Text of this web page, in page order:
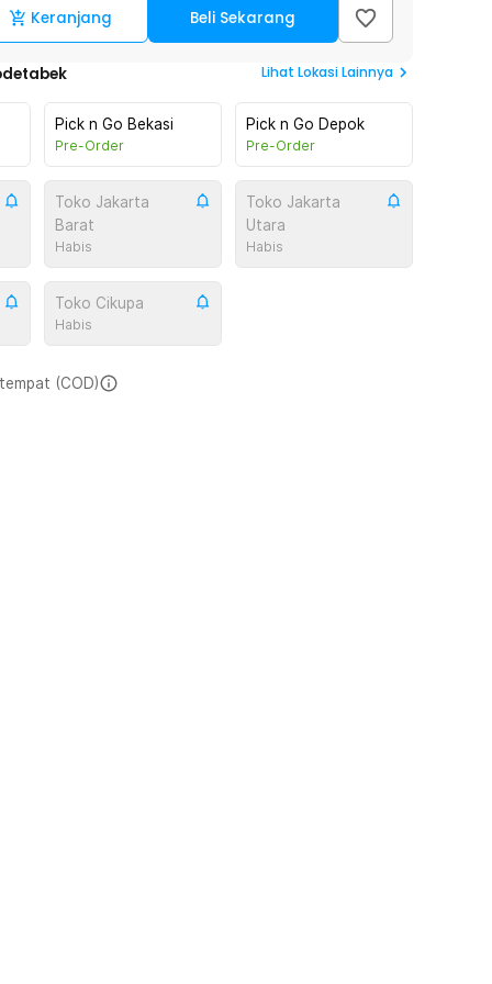
Keranjang Beli Sekarang
Lihat Lokasi Lainnya
Pick n Go Bekasi
Pre-Order
Pick n Go Depok
Pre-Order
Toko Jakarta
Barat
Habis
Toko Jakarta
Utara
Habis
Toko Cikupa
Habis
(COD)